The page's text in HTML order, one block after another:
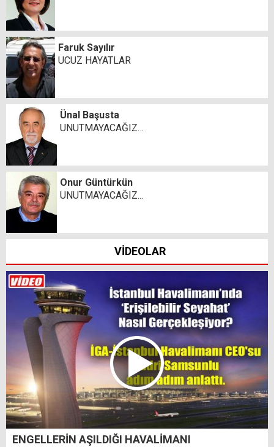
Faruk Sayılır
UCUZ HAYATLAR
Ünal Başusta
UNUTMAYACAĞIZ…
Onur Güntürkün
UNUTMAYACAĞIZ...
VİDEOLAR
ENGELLERİN AŞILDIĞI HAVALİMANI